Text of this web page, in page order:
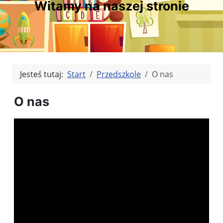
Witamy na naszej stronie
Jesteś tutaj: Start Przedszkole O nas
O nas